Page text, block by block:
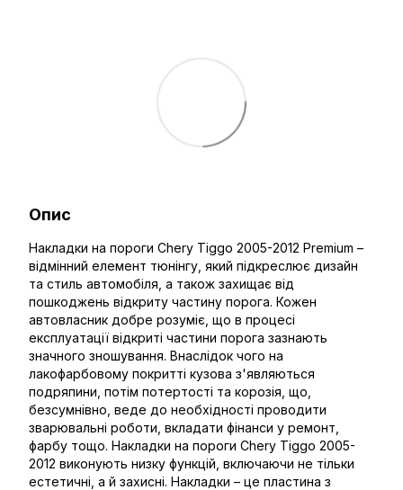
Опис
Накладки на пороги Chery Tiggo 2005-2012 Premium –
відмінний елемент тюнінгу, який підкреслює дизайн
та стиль автомобіля, а також захищає від
пошкоджень відкриту частину порога. Кожен
автовласник добре розуміє, що в процесі
експлуатації відкриті частини порога зазнають
значного зношування. Внаслідок чого на
лакофарбовому покритті кузова з'являються
подряпини, потім потертості та корозія, що,
безсумнівно, веде до необхідності проводити
зварювальні роботи, вкладати фінанси у ремонт,
фарбу тощо. Накладки на пороги Chery Tiggo 2005-
2012 виконують низку функцій, включаючи не тільки
естетичні, а й захисні. Накладки – це пластина з